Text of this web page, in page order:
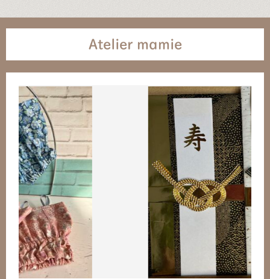
Atelier mamie